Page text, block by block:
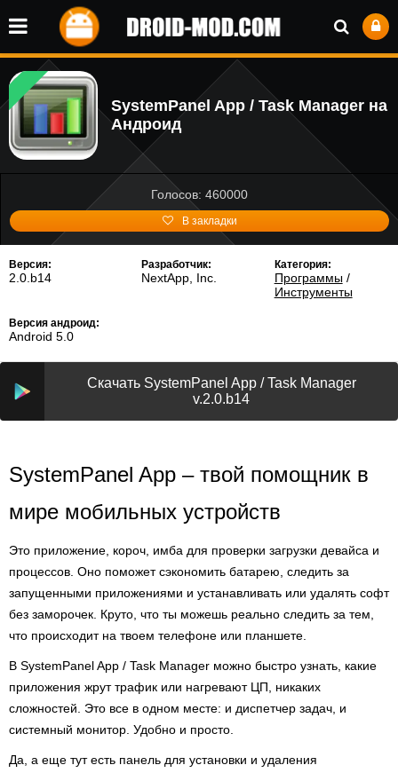
SystemPanel App / Task Manager на
Андроид
Голосов: 460000
В закладки
Версия:
2.0.b14
Разработчик:
NextApp, Inc.
Категория:
Программы/
Инструменты
Версия андроид:
Android 5.0
Скачать SystemPanel App / Task Manager
v.2.0.b14
SystemPanel App – твой помощник в
мире мобильных устройств
Это приложение, короч, имба для проверки загрузки девайса и
процессов. Оно поможет сэкономить батарею, следить за
запущенными приложениями и устанавливать или удалять софт
без заморочек. Круто, что ты можешь реально следить за тем,
что происходит на твоем телефоне или планшете.
В SystemPanel App / Task Manager можно быстро узнать, какие
приложения жрут трафик или нагревают ЦП, никаких
сложностей. Это все в одном месте: и диспетчер задач, и
системный монитор. Удобно и просто.
Да, а еще тут есть панель для установки и удаления